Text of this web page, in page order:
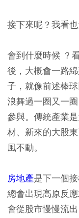
接下來呢？我看也
會到什麼時候 ？
後，大概會一路
子，就像前述棒
浪舞過一圈又一
參與。傳統產業
材、新來的大股
風不動。
房地產是下一個
總會出現高原反
會從股市慢慢流